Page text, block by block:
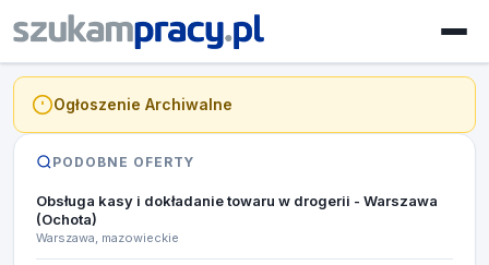
Ogłoszenie Archiwalne
PODOBNE OFERTY
Obsługa kasy i dokładanie towaru w drogerii - Warszawa
(Ochota)
Warszawa, mazowieckie